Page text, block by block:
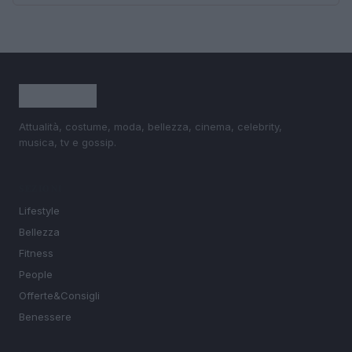
Attualità, costume, moda, bellezza, cinema, celebrity,
musica, tv e gossip.
Lifestyle
Bellezza
Fitness
People
Offerte&Consigli
Benessere